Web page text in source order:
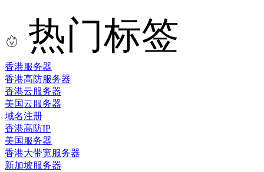
热门标签
香港服务器
香港高防服务器
香港云服务器
美国云服务器
域名注册
香港高防IP
美国服务器
香港大带宽服务器
新加坡服务器